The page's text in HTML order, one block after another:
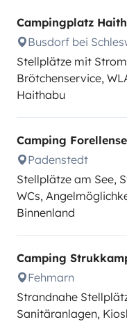
Campingplatz
Busdorf bei
Stellplätze mit
Brötchenservice,
Haithabu
Camping
Padenstedt
Stellplätze am See,
WCs,
Binnenland
Camping
Fehmarn
Strandnahe
Sanitäranlagen,